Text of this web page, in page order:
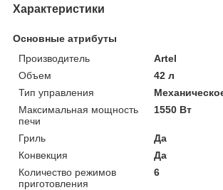
Характеристики
Основные атрибуты
Производитель
Artel
Объем
42 л
Тип управления
Максимальная мощность
печи
1550 Вт
Гриль
Да
Конвекция
Да
Количество режимов
приготовления
6